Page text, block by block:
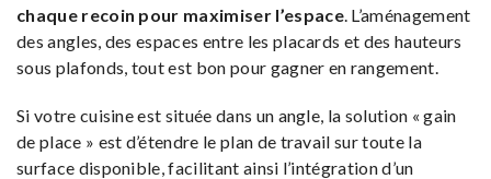
chaque recoin pour maximiser l’espace. L’aménagement
des angles, des espaces entre les placards et des hauteurs
sous plafonds, tout est bon pour gagner en rangement.
Si votre cuisine est située dans un angle, la solution « gain
de place » est d’étendre le plan de travail sur toute la
surface disponible, facilitant ainsi l’intégration d’un